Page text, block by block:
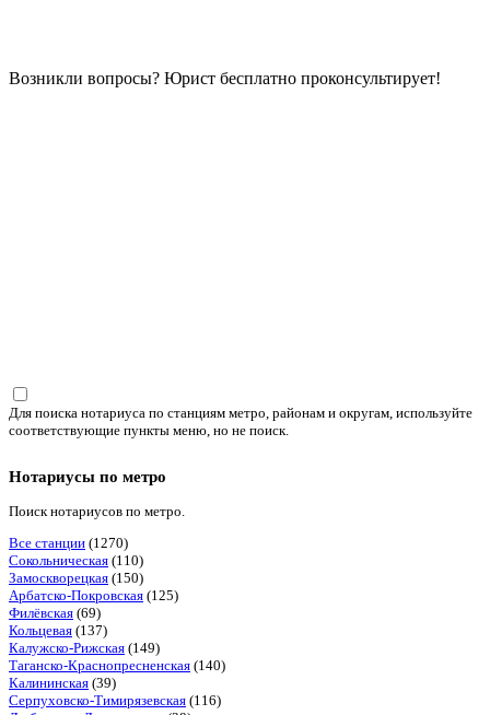
Возникли вопросы? Юрист бесплатно проконсультирует!
Для поиска нотариуса по станциям метро, районам и округам, используйте
соответствующие пункты меню, но не поиск.
Нотариусы по метро
Поиск нотариусов по метро.
Все станции (1270)
Сокольническая (110)
Замоскворецкая (150)
Арбатско-Покровская (125)
Филёвская (69)
Кольцевая (137)
Калужско-Рижская (149)
Таганско-Краснопресненская (140)
Калининская (39)
Серпуховско-Тимирязевская (116)